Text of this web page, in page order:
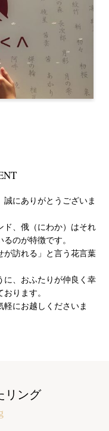
にありがとうございま
ド、俄（にわか）はそれ
のが特徴です。
が訪れる」と言う花言葉
に、おふたりが仲良く幸
ります。
にお越しくださいま
リング